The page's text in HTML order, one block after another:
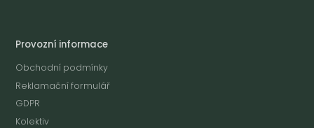
Provozní informace
Obchodní podmínky
Reklamační formulář
GDPR
Kolektiv